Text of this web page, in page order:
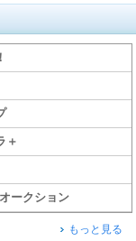
＋
オークション
もっと見る